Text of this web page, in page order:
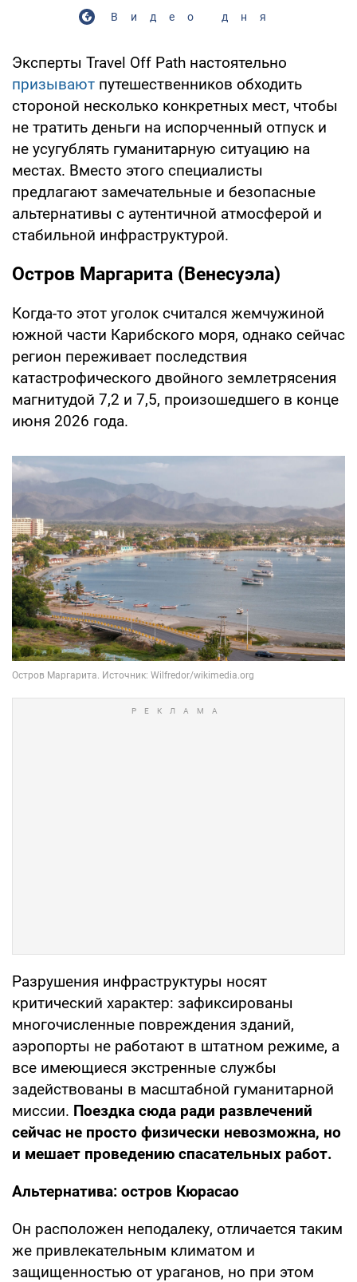
Видео дня
Эксперты Travel Off Path настоятельно
призывают путешественников обходить
стороной несколько конкретных мест, чтобы
не тратить деньги на испорченный отпуск и
не усугублять гуманитарную ситуацию на
местах. Вместо этого специалисты
предлагают замечательные и безопасные
альтернативы с аутентичной атмосферой и
стабильной инфраструктурой.
Остров Маргарита (Венесуэла)
Когда-то этот уголок считался жемчужиной
южной части Карибского моря, однако сейчас
регион переживает последствия
катастрофического двойного землетрясения
магнитудой 7,2 и 7,5, произошедшего в конце
июня 2026 года.
Разрушения инфраструктуры носят
критический характер: зафиксированы
многочисленные повреждения зданий,
аэропорты не работают в штатном режиме, а
все имеющиеся экстренные службы
задействованы в масштабной гуманитарной
миссии. Поездка сюда ради развлечений
сейчас не просто физически невозможна, но
и мешает проведению спасательных работ.
Альтернатива: остров Кюрасао
Он расположен неподалеку, отличается таким
же привлекательным климатом и
защищенностью от ураганов, но при этом